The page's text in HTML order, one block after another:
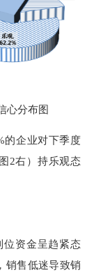
心分布图
企业对下季度
2右）持乐观态
资金呈趋紧态
销售低迷导致销